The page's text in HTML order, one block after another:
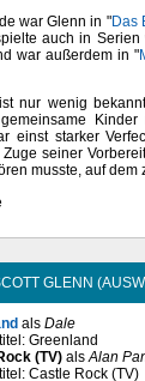
war Glenn in "Das
auch in Serien
war außerdem in "
nur wenig
einst starker
seiner
musste, auf
GLENN
als Dale
Greenland
(TV) alsAlan
Castle Rock (TV)